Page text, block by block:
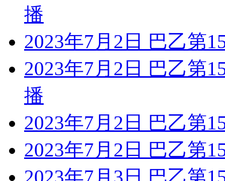
播
2023年7月2日 巴乙第
2023年7月2日 巴乙第
播
2023年7月2日 巴乙第
2023年7月2日 巴乙第
2023年7月3日 巴乙第